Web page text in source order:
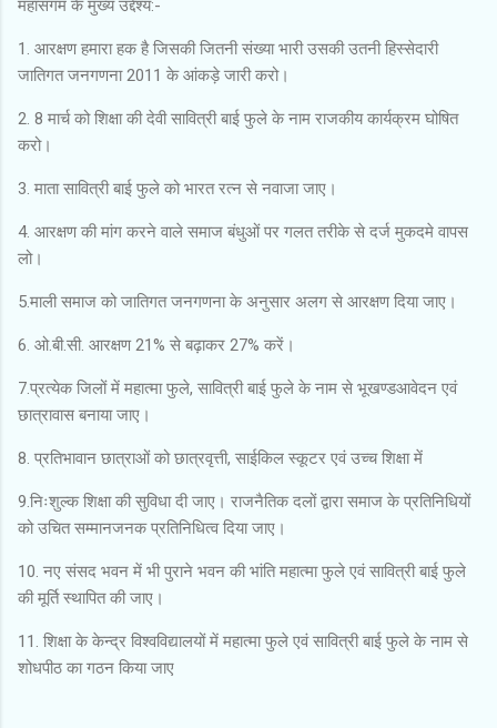
महासंगम के मुख्य उद्देश्य:-
1. आरक्षण हमारा हक है जिसकी जितनी संख्या भारी उसकी उतनी हिस्सेदारी
जातिगत जनगणना 2011 के आंकड़े जारी करो।
2. 8 मार्च को शिक्षा की देवी सावित्री बाई फुले के नाम राजकीय कार्यक्रम घोषित
करो।
3. माता सावित्री बाई फुले को भारत रत्न से नवाजा जाए।
4. आरक्षण की मांग करने वाले समाज बंधुओं पर गलत तरीके से दर्ज मुकदमे वापस
लो।
5.माली समाज को जातिगत जनगणना के अनुसार अलग से आरक्षण दिया जाए।
6. ओ.बी.सी. आरक्षण 21% से बढ़ाकर 27% करें।
7.प्रत्येक जिलों में महात्मा फुले, सावित्री बाई फुले के नाम से भूखण्डआवेदन एवं
छात्रावास बनाया जाए।
8. प्रतिभावान छात्राओं को छात्रवृत्ती, साईकिल स्कूटर एवं उच्च शिक्षा में
9.निःशुल्क शिक्षा की सुविधा दी जाए। राजनैतिक दलों द्वारा समाज के प्रतिनिधियों
को उचित सम्मानजनक प्रतिनिधित्व दिया जाए।
10. नए संसद भवन में भी पुराने भवन की भांति महात्मा फुले एवं सावित्री बाई फुले
की मूर्ति स्थापित की जाए।
11. शिक्षा के केन्द्र विश्वविद्यालयों में महात्मा फुले एवं सावित्री बाई फुले के नाम से
शोधपीठ का गठन किया जाए